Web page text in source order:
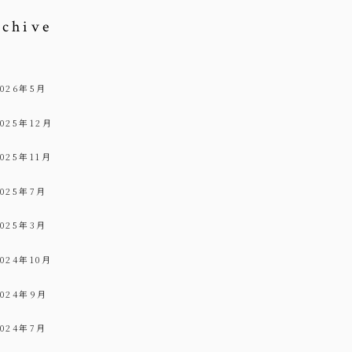
年5月
年12月
年11月
年7月
年3月
年10月
年9月
年7月